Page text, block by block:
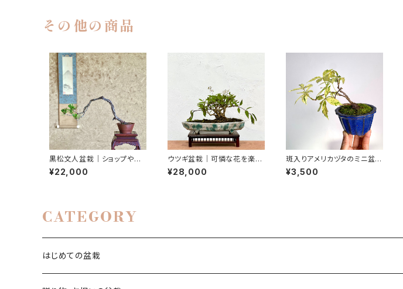
その他の商品
黒松文人盆栽｜ショップやギ
ャラリーの空間演出に｜高さ
約25cm
¥22,000
ウツギ盆栽｜可憐な花を楽し
む一点物（鉢は文山）｜高さ約
17cm
¥28,000
斑入りアメリカヅタのミニ盆栽
｜高さ 約15cm
¥3,500
CATEGORY
はじめての盆栽